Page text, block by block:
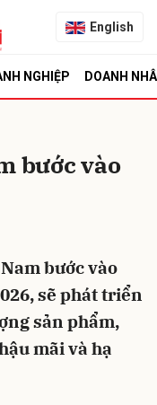
English
NGHIỆP DOANH
bước vào
bước vào
sẽ phát triển
sản phẩm,
mãi và hạ
Hủy